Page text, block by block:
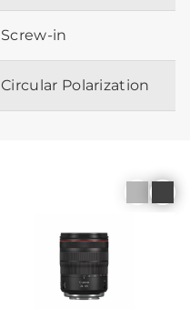
Screw-in
Circular Polarization